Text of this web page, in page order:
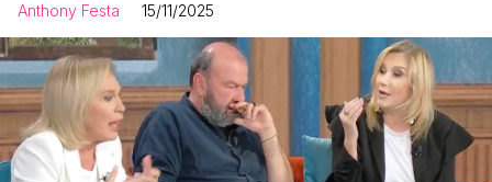
Anthony Festa 15/11/2025